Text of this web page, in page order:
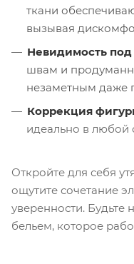
ткани
вызывая
Невидимость
швам и
незаметным даже
Коррекция
идеально в любой
Откройте для себя
ощутите сочетание
уверенности.
бельем, которое